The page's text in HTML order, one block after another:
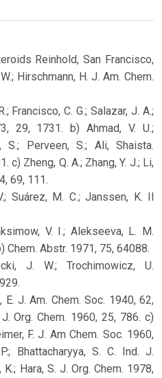
Reinhold, San Francisco,
Hirschmann, H. J. Am. Chem.
Francisco, C. G.; Salazar, J. A.;
29, 1731. b) Ahmad, V. U.;
S.; Perveen, S.; Ali, Shaista.
c) Zheng, Q. A.; Zhang, Y. J.; Li,
69, 111.
Suárez, M. C.; Janssen, K. Il
V. I.; Alekseeva, L. M.
Chem. Abstr. 1971, 75, 64088.
J. W.; Trochimowicz, U.
E. J. Am. Chem. Soc. 1940, 62,
Org. Chem. 1960, 25, 786. c)
F. J. Am Chem. Soc. 1960,
Bhattacharyya, S. C. Ind. J.
Hara, S. J. Org. Chem. 1978,